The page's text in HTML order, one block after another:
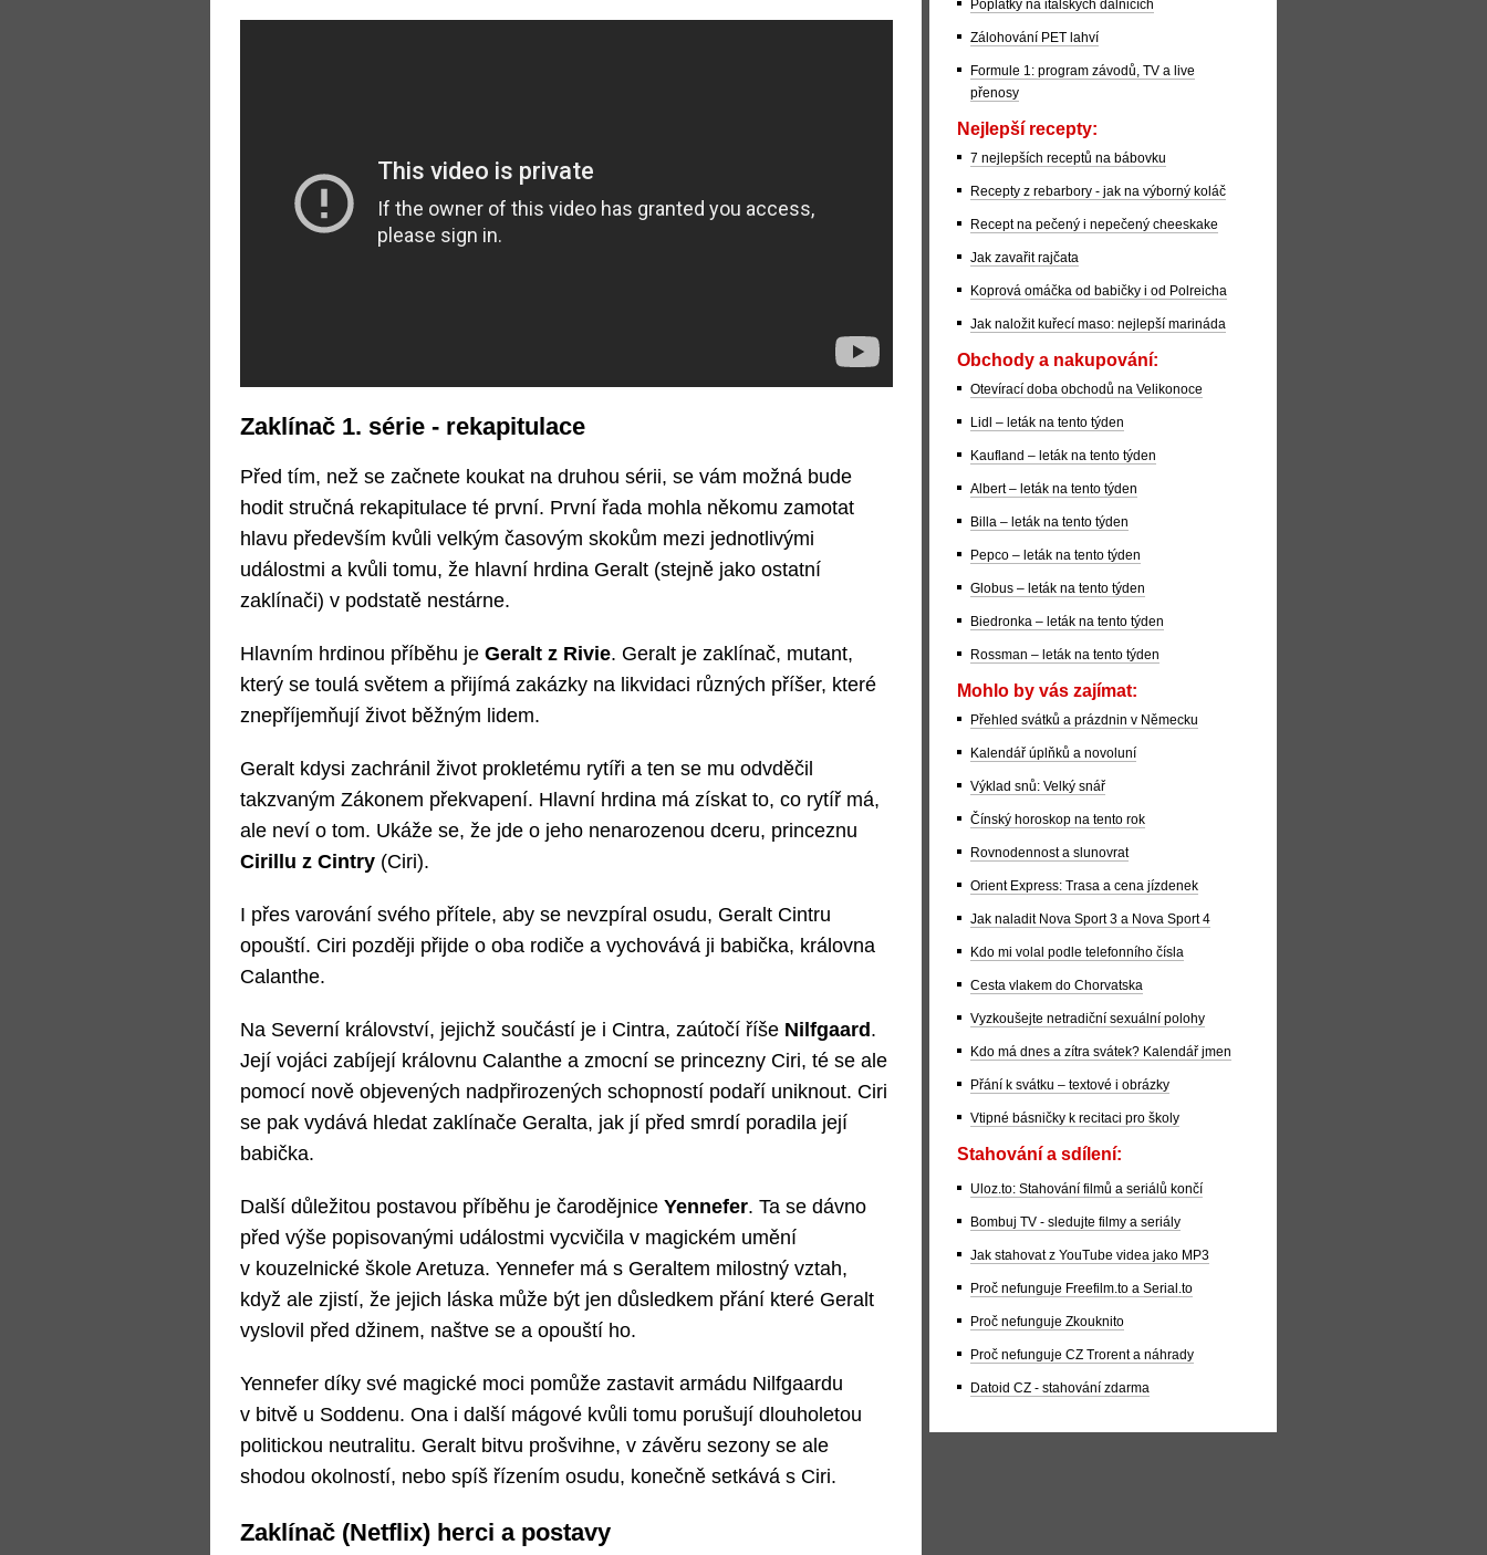
Zaklínač 1. série - rekapitulace
Před tím, než se začnete koukat na druhou sérii, se vám možná bude
hodit stručná rekapitulace té první. První řada mohla někomu zamotat
hlavu především kvůli velkým časovým skokům mezi jednotlivými
událostmi a kvůli tomu, že hlavní hrdina Geralt (stejně jako ostatní
zaklínači) v podstatě nestárne.
Hlavním hrdinou příběhu je Geralt z Rivie. Geralt je zaklínač, mutant,
který se toulá světem a přijímá zakázky na likvidaci různých příšer, které
znepříjemňují život běžným lidem.
Geralt kdysi zachránil život prokletému rytíři a ten se mu odvděčil
takzvaným Zákonem překvapení. Hlavní hrdina má získat to, co rytíř má,
ale neví o tom. Ukáže se, že jde o jeho nenarozenou dceru, princeznu
Cirillu z Cintry (Ciri).
I přes varování svého přítele, aby se nevzpíral osudu, Geralt Cintru
opouští. Ciri později přijde o oba rodiče a vychovává ji babička, královna
Calanthe.
Na Severní království, jejichž součástí je i Cintra, zaútočí říše Nilfgaard .
Její vojáci zabíjejí královnu Calanthe a zmocní se princezny Ciri, té se ale
pomocí nově objevených nadpřirozených schopností podaří uniknout. Ciri
se pak vydává hledat zaklínače Geralta, jak jí před smrdí poradila její
babička.
Další důležitou postavou příběhu je čarodějniceYennefer. Ta se dávno
před výše popisovanými událostmi vycvičila v magickém umění
v kouzelnické škole Aretuza. Yennefer má s Geraltem milostný vztah,
když ale zjistí, že jejich láska může být jen důsledkem přání které Geralt
vyslovil před džinem, naštve se a opouští ho.
Yennefer díky své magické moci pomůže zastavit armádu Nilfgaardu
v bitvě u Soddenu. Ona i další mágové kvůli tomu porušují dlouholetou
politickou neutralitu. Geralt bitvu prošvihne, v závěru sezony se ale
shodou okolností, nebo spíš řízením osudu, konečně setkává s Ciri.
Zaklínač (Netflix) herci a postavy
Poplatky na italských dálnicích
Zálohování PET lahví
Formule 1: program závodů, TV a live
přenosy
Nejlepší recepty:
7 nejlepších receptů na bábovku
Recepty z rebarbory - jak na výborný koláč
Recept na pečený i nepečený cheeskake
Jak zavařit rajčata
Koprová omáčka od babičky i od Polreicha
Jak naložit kuřecí maso: nejlepší marináda
Obchody a nakupování:
Otevírací doba obchodů na Velikonoce
Lidl – leták na tento týden
Kaufland – leták na tento týden
Albert – leták na tento týden
Billa – leták na tento týden
Pepco – leták na tento týden
Globus – leták na tento týden
Biedronka – leták na tento týden
Rossman – leták na tento týden
Mohlo by vás zajímat:
Přehled svátků a prázdnin v Německu
Kalendář úplňků a novoluní
Výklad snů: Velký snář
Čínský horoskop na tento rok
Rovnodennost a slunovrat
Orient Express: Trasa a cena jízdenek
Jak naladit Nova Sport 3 a Nova Sport 4
Kdo mi volal podle telefonního čísla
Cesta vlakem do Chorvatska
Vyzkoušejte netradiční sexuální polohy
Kdo má dnes a zítra svátek? Kalendář jmen
Přání k svátku – textové i obrázky
Vtipné básničky k recitaci pro školy
Stahování a sdílení:
Uloz.to: Stahování filmů a seriálů končí
Bombuj TV - sledujte filmy a seriály
Jak stahovat z YouTube videa jako MP3
Proč nefunguje Freefilm.to a Serial.to
Proč nefunguje Zkouknito
Proč nefunguje CZ Trorent a náhrady
Datoid CZ - stahování zdarma